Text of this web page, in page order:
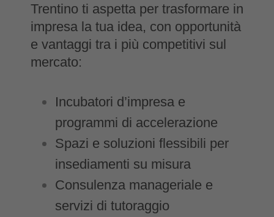
Trentino ti aspetta per trasformare in
impresa la tua idea, con opportunità
e vantaggi tra i più competitivi sul
mercato:
Incubatori d’impresa e
programmi di accelerazione
Spazi e soluzioni flessibili per
insediamenti su misura
Consulenza manageriale e
servizi di tutoraggio